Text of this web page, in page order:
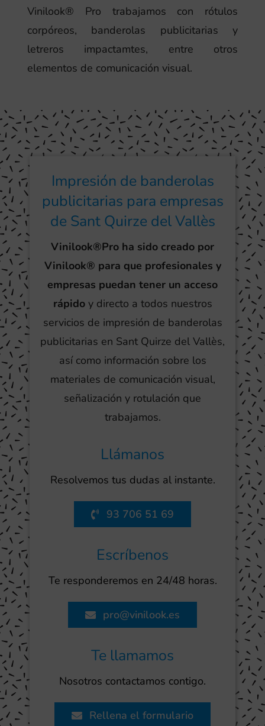
Vinilook® Pro trabajamos con rótulos
corpóreos, banderolas publicitarias y
letreros impactamtes, entre otros
elementos de comunicación visual.
Impresión de banderolas
publicitarias para empresas
de Sant Quirze del Vallès
Vinilook®Pro ha sido creado por
Vinilook® para que profesionales y
empresas puedan tener un acceso
rápidoy directo a todos nuestros
servicios de impresión de banderolas
publicitarias en Sant Quirze del Vallès,
así como información sobre los
materiales de comunicación visual,
señalización y rotulación que
trabajamos.
Llámanos
Resolvemos tus dudas al instante.
93 706 51 69
Escríbenos
Te responderemos en 24/48 horas.
pro@vinilook.es
Te llamamos
Nosotros contactamos contigo.
Rellena el formulario